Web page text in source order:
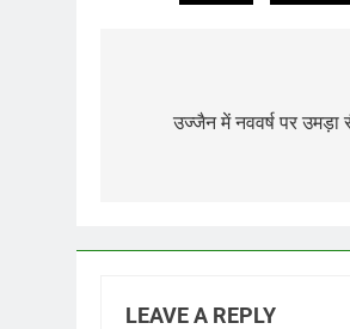
navigation
उज्जैन में नववर्ष पर उमड़ा
LEAVE A REPLY